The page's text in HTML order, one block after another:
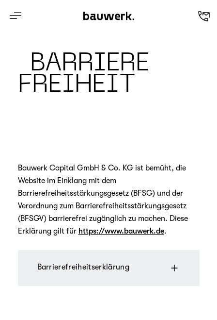
BARRIERE
FREIHEIT
Bauwerk Capital GmbH & Co. KG ist bemüht, die
Website im Einklang mit dem
Barrierefreiheitsstärkungsgesetz (BFSG) und der
Verordnung zum Barrierefreiheitsstärkungsgesetz
(BFSGV) barrierefrei zugänglich zu machen. Diese
Erklärung gilt für https://www.bauwerk.de.
Barrierefreiheitserklärung